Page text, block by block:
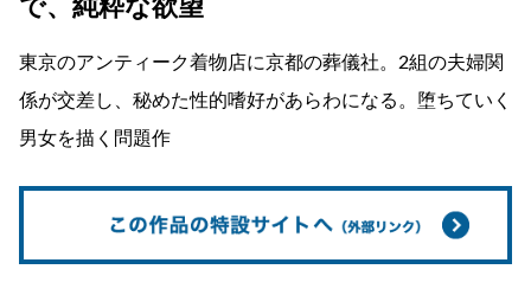
で、純粋な欲望
東京のアンティーク着物店に京都の葬儀社。2組の夫婦関
係が交差し、秘めた性的嗜好があらわになる。堕ちていく
男女を描く問題作